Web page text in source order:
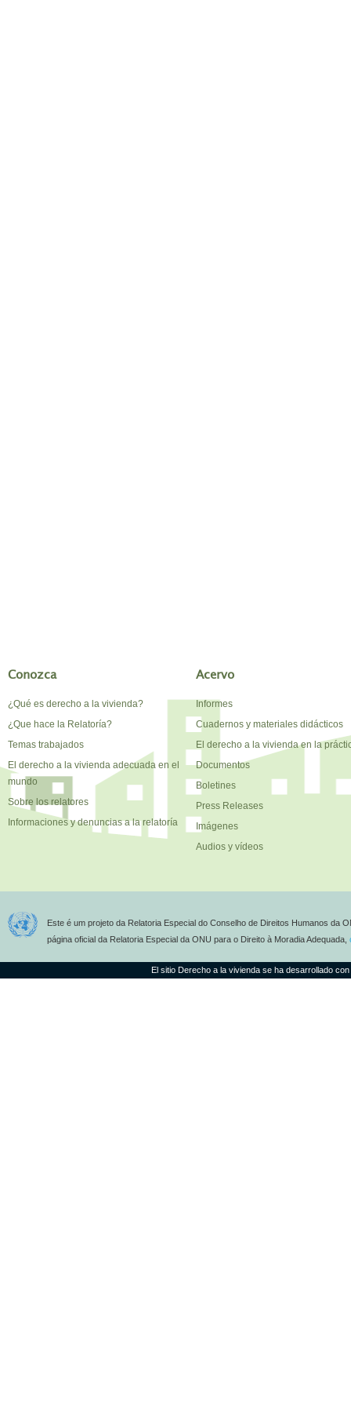
Conozca
¿Qué es derecho a la vivienda?
¿Que hace la Relatoría?
Temas trabajados
El derecho a la vivienda adecuada en el
mundo
Sobre los relatores
Informaciones y denuncias a la relatoría
Acervo
Informes
Cuadernos y materiales didácticos
El derecho a la vivienda en la
Documentos
Boletines
Press Releases
Imágenes
Audios y vídeos
Este é um projeto da Relatoria Especial do Conselho de Direitos Humanos da
página oficial da Relatoria Especial da ONU para o Direito à Moradia Adequada,
El sitio Derecho a la vivienda se ha desarrollado